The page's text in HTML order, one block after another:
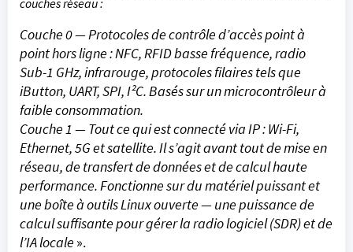
Couche 0 — Protocoles de contrôle d’accès point à
point hors ligne : NFC, RFID basse fréquence, radio
Sub-1 GHz, infrarouge, protocoles filaires tels que
iButton, UART, SPI, I²C. Basés sur un microcontrôleur à
faible consommation.
Couche 1 — Tout ce qui est connecté via IP : Wi-Fi,
Ethernet, 5G et satellite. Il s’agit avant tout de mise en
réseau, de transfert de données et de calcul haute
performance. Fonctionne sur du matériel puissant et
une boîte à outils Linux ouverte — une puissance de
calcul suffisante pour gérerla radio logiciel (SDR)et de
l’IA locale ».